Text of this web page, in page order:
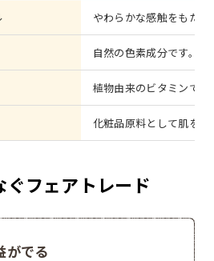
やわらかな感触をもた
自然の色素成分です。
植物由来のビタミンで
化粧品原料として肌を
ぐフェアトレード
がでる